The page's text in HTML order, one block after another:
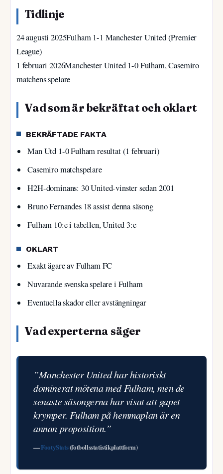
Tidlinje
24 augusti 2025Fulham 1-1 Manchester United (Premier
League)
1 februari 2026Manchester United 1-0 Fulham, Casemiro
matchens spelare
Vad som är bekräftat och oklart
BEKRÄFTADE FAKTA
Man Utd 1-0 Fulham resultat (1 februari)
Casemiro matchspelare
H2H-dominans: 30 United-vinster sedan 2001
Bruno Fernandes 18 assist denna säsong
Fulham 10:e i tabellen, United 3:e
OKLART
Exakt ägare av Fulham FC
Nuvarande svenska spelare i Fulham
Eventuella skador eller avstängningar
Vad experterna säger
”Manchester United har historiskt
dominerat mötena med Fulham, men de
senaste säsongerna har visat att gapet
krymper. Fulham på hemmaplan är en
annan proposition.”
—FootyStats(fotbollsstatistikplattform)